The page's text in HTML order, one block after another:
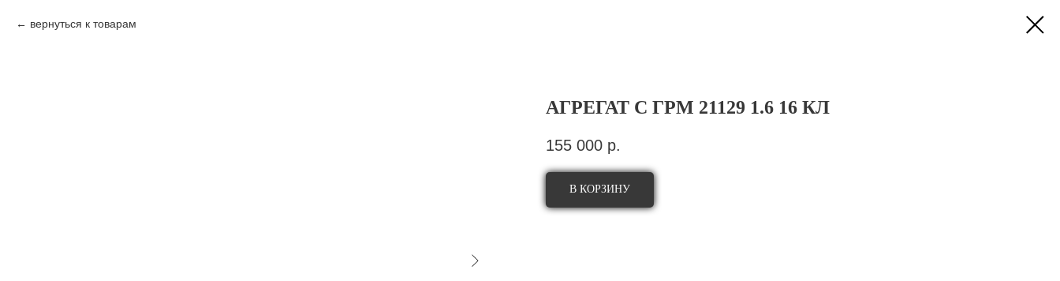
вернуться к товарам
АГРЕГАТ С ГРМ 21129 1.6 16 КЛ
155 000 р.
В КОРЗИНУ